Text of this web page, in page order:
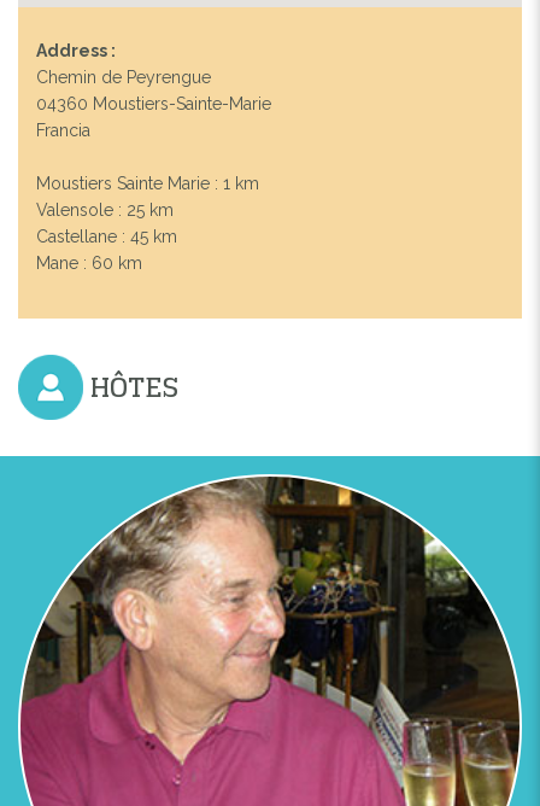
HÔTEL LA FERME ROSE - MOUSTIERS-SAINTE-MARIE
Address :
Chemin de Peyrengue
04360 Moustiers-Sainte-Marie
Francia
Moustiers Sainte Marie : 1 km
Valensole : 25 km
Castellane : 45 km
Mane : 60 km
HÔTES